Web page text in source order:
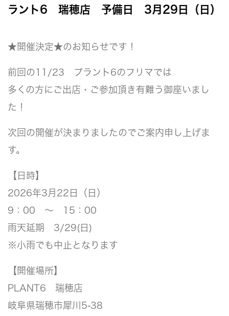
ラント6 瑞穂店 予備日 3月29日（日）
★開催決定★のお知らせです！
前回の11/23 プラント6のフリマでは
多くの方にご出店・ご参加頂き有難う御座いまし
た！
次回の開催が決まりましたのでご案内申し上げま
す。
【日時】
2026年3月22日（日）
9：00 ～ 15：00
雨天延期 3/29(日)
※小雨でも中止となります
【開催場所】
PLANT6 瑞穂店
岐阜県瑞穂市犀川5-38